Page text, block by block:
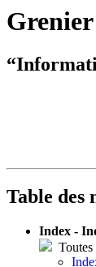
Table des
Index -
Toutes